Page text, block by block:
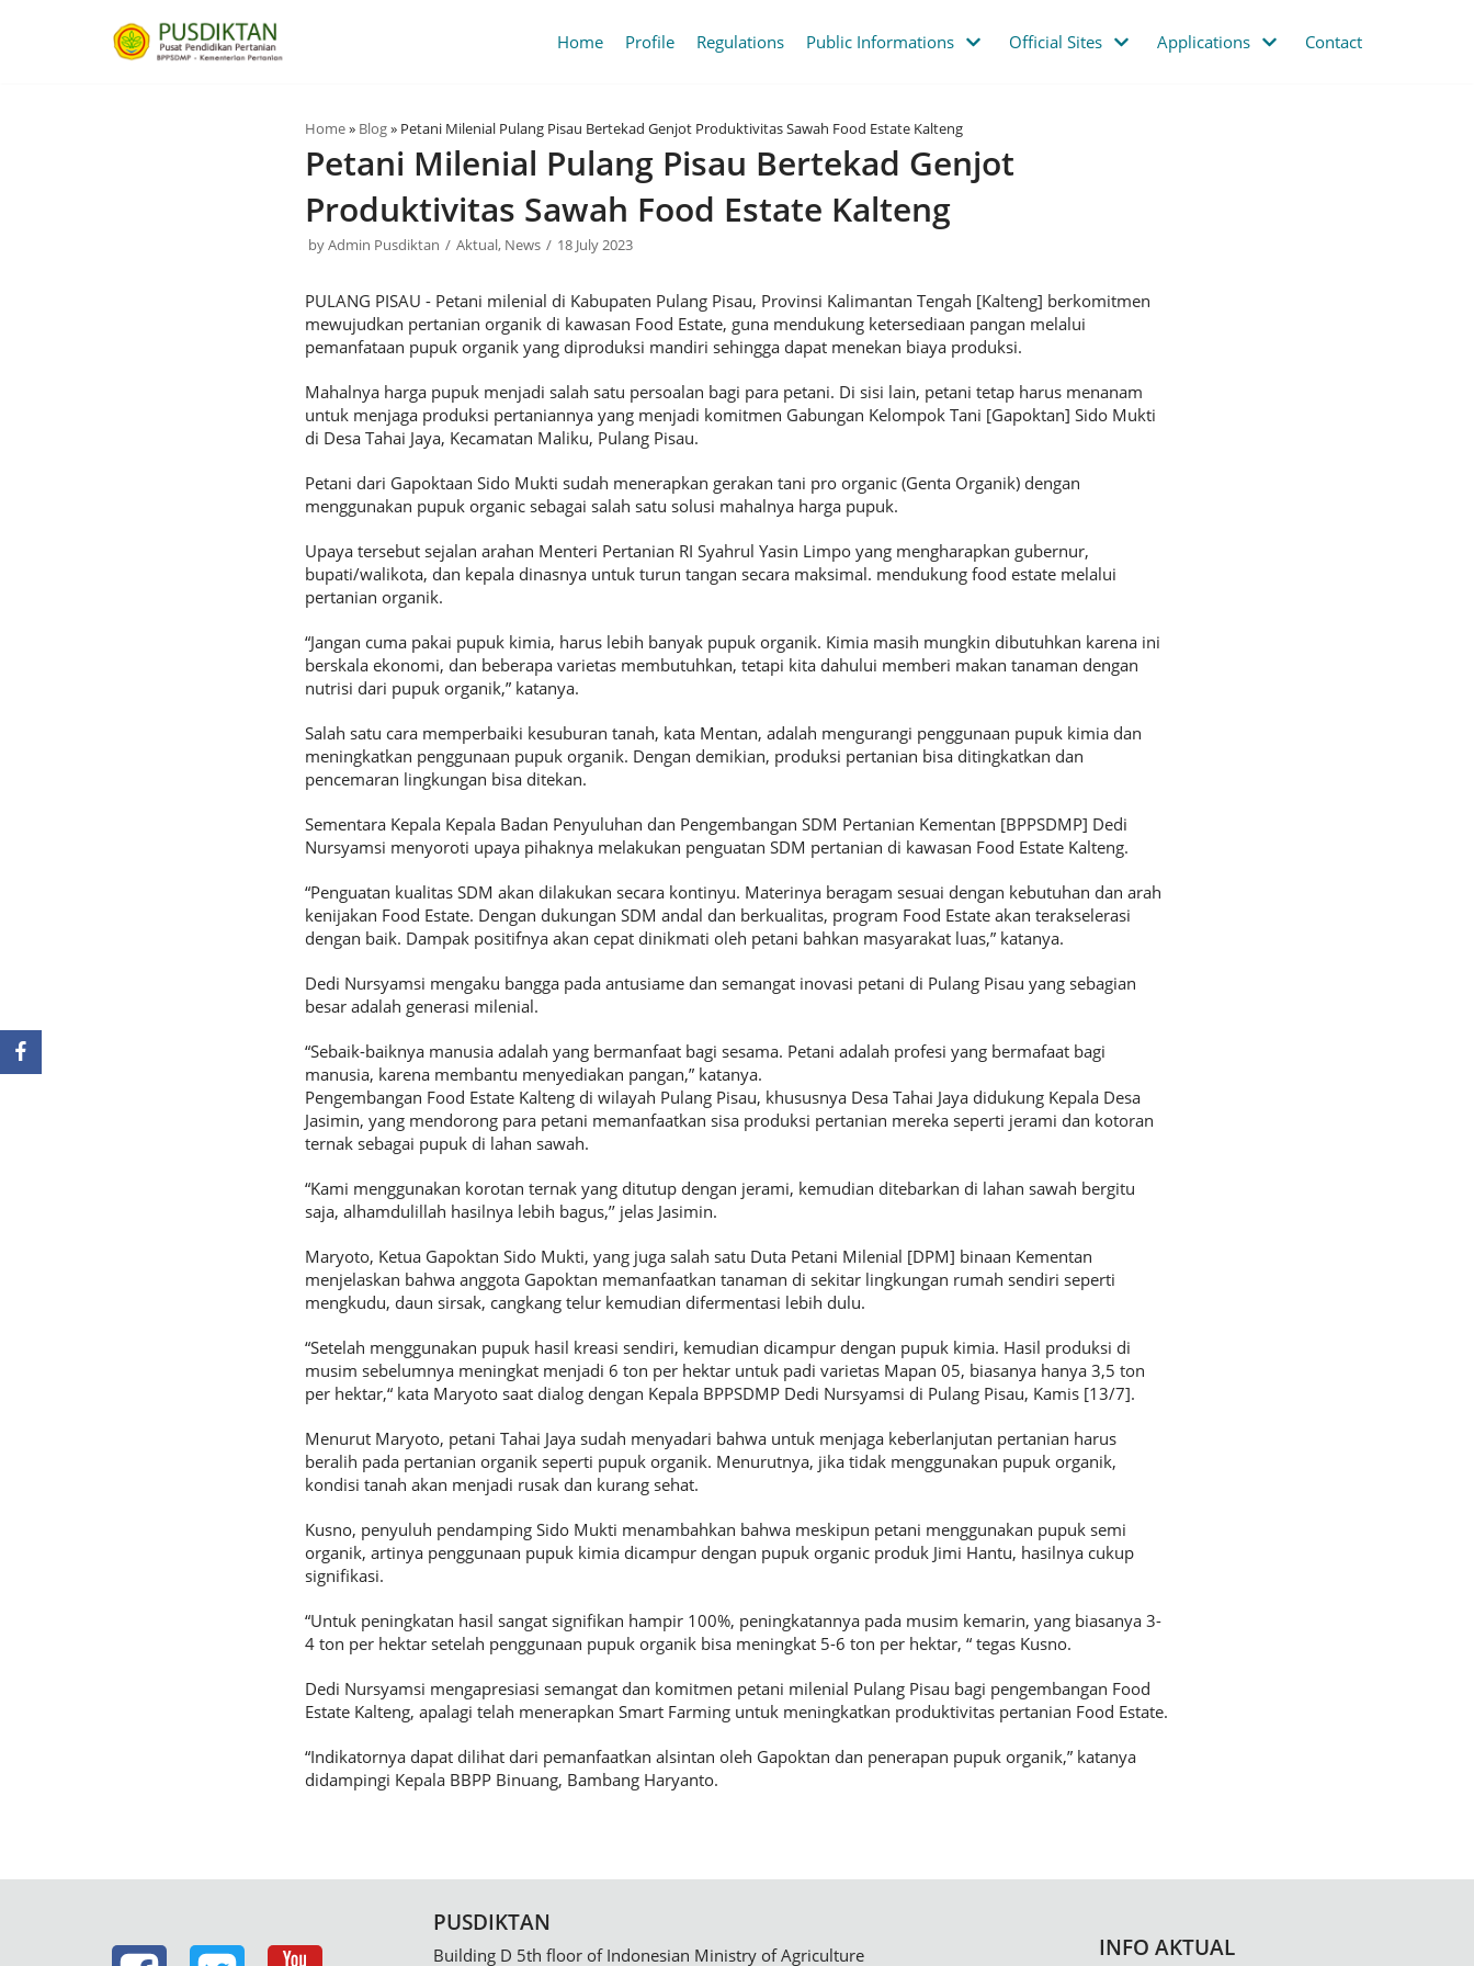
Home Profile Regulations Public Informations Official Sites Applications Contact
Home» Blog» Petani Milenial Pulang Pisau Bertekad Genjot Produktivitas Sawah Food Estate Kalteng
Petani Milenial Pulang Pisau Bertekad Genjot
Produktivitas Sawah Food Estate Kalteng
byAdmin Pusdiktan Aktual, News 18 July 2023
PULANG PISAU - Petani milenial di Kabupaten Pulang Pisau, Provinsi Kalimantan Tengah [Kalteng] berkomitmen
mewujudkan pertanian organik di kawasan Food Estate, guna mendukung ketersediaan pangan melalui
pemanfataan pupuk organik yang diproduksi mandiri sehingga dapat menekan biaya produksi.
Mahalnya harga pupuk menjadi salah satu persoalan bagi para petani. Di sisi lain, petani tetap harus menanam
untuk menjaga produksi pertaniannya yang menjadi komitmen Gabungan Kelompok Tani [Gapoktan] Sido Mukti
di Desa Tahai Jaya, Kecamatan Maliku, Pulang Pisau.
Petani dari Gapoktaan Sido Mukti sudah menerapkan gerakan tani pro organic (Genta Organik) dengan
menggunakan pupuk organic sebagai salah satu solusi mahalnya harga pupuk.
Upaya tersebut sejalan arahan Menteri Pertanian RI Syahrul Yasin Limpo yang mengharapkan gubernur,
bupati/walikota, dan kepala dinasnya untuk turun tangan secara maksimal. mendukung food estate melalui
pertanian organik.
“Jangan cuma pakai pupuk kimia, harus lebih banyak pupuk organik. Kimia masih mungkin dibutuhkan karena ini
berskala ekonomi, dan beberapa varietas membutuhkan, tetapi kita dahului memberi makan tanaman dengan
nutrisi dari pupuk organik,” katanya.
Salah satu cara memperbaiki kesuburan tanah, kata Mentan, adalah mengurangi penggunaan pupuk kimia dan
meningkatkan penggunaan pupuk organik. Dengan demikian, produksi pertanian bisa ditingkatkan dan
pencemaran lingkungan bisa ditekan.
Sementara Kepala Kepala Badan Penyuluhan dan Pengembangan SDM Pertanian Kementan [BPPSDMP] Dedi
Nursyamsi menyoroti upaya pihaknya melakukan penguatan SDM pertanian di kawasan Food Estate Kalteng.
“Penguatan kualitas SDM akan dilakukan secara kontinyu. Materinya beragam sesuai dengan kebutuhan dan arah
kenijakan Food Estate. Dengan dukungan SDM andal dan berkualitas, program Food Estate akan terakselerasi
dengan baik. Dampak positifnya akan cepat dinikmati oleh petani bahkan masyarakat luas,” katanya.
Dedi Nursyamsi mengaku bangga pada antusiame dan semangat inovasi petani di Pulang Pisau yang sebagian
besar adalah generasi milenial.
“Sebaik-baiknya manusia adalah yang bermanfaat bagi sesama. Petani adalah profesi yang bermafaat bagi
manusia, karena membantu menyediakan pangan,” katanya.
Pengembangan Food Estate Kalteng di wilayah Pulang Pisau, khususnya Desa Tahai Jaya didukung Kepala Desa
Jasimin, yang mendorong para petani memanfaatkan sisa produksi pertanian mereka seperti jerami dan kotoran
ternak sebagai pupuk di lahan sawah.
“Kami menggunakan korotan ternak yang ditutup dengan jerami, kemudian ditebarkan di lahan sawah bergitu
saja, alhamdulillah hasilnya lebih bagus,’’ jelas Jasimin.
Maryoto, Ketua Gapoktan Sido Mukti, yang juga salah satu Duta Petani Milenial [DPM] binaan Kementan
menjelaskan bahwa anggota Gapoktan memanfaatkan tanaman di sekitar lingkungan rumah sendiri seperti
mengkudu, daun sirsak, cangkang telur kemudian difermentasi lebih dulu.
“Setelah menggunakan pupuk hasil kreasi sendiri, kemudian dicampur dengan pupuk kimia. Hasil produksi di
musim sebelumnya meningkat menjadi 6 ton per hektar untuk padi varietas Mapan 05, biasanya hanya 3,5 ton
per hektar,“ kata Maryoto saat dialog dengan Kepala BPPSDMP Dedi Nursyamsi di Pulang Pisau, Kamis [13/7].
Menurut Maryoto, petani Tahai Jaya sudah menyadari bahwa untuk menjaga keberlanjutan pertanian harus
beralih pada pertanian organik seperti pupuk organik. Menurutnya, jika tidak menggunakan pupuk organik,
kondisi tanah akan menjadi rusak dan kurang sehat.
Kusno, penyuluh pendamping Sido Mukti menambahkan bahwa meskipun petani menggunakan pupuk semi
organik, artinya penggunaan pupuk kimia dicampur dengan pupuk organic produk Jimi Hantu, hasilnya cukup
signifikasi.
“Untuk peningkatan hasil sangat signifikan hampir 100%, peningkatannya pada musim kemarin, yang biasanya 3-
4 ton per hektar setelah penggunaan pupuk organik bisa meningkat 5-6 ton per hektar, “ tegas Kusno.
Dedi Nursyamsi mengapresiasi semangat dan komitmen petani milenial Pulang Pisau bagi pengembangan Food
Estate Kalteng, apalagi telah menerapkan Smart Farming untuk meningkatkan produktivitas pertanian Food Estate.
“Indikatornya dapat dilihat dari pemanfaatkan alsintan oleh Gapoktan dan penerapan pupuk organik,” katanya
didampingi Kepala BBPP Binuang, Bambang Haryanto.
PUSDIKTAN
Building D 5th floor of Indonesian Ministry of Agriculture INFO AKTUAL